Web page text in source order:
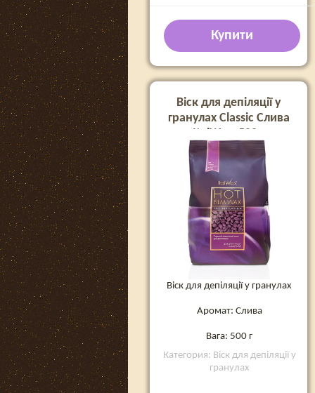
Купити
Віск для депіляції у
гранулах Classic Слива
ItalWax, 500 г
Віск для депіляції у гранулах
Аромат: Слива
Вага: 500 г
Категория: Віск для депіляції у
гранулах